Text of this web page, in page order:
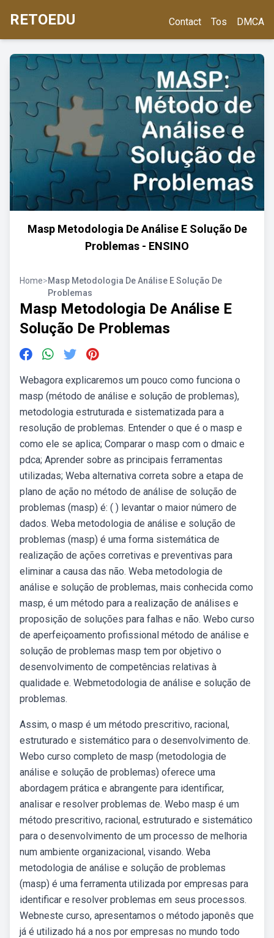
RETOEDU Contact Tos DMCA
Masp Metodologia De Análise E Solução De
Problemas - ENSINO
Home>Masp Metodologia De Análise E Solução De
Problemas
Masp Metodologia De Análise E
Solução De Problemas
Webagora explicaremos um pouco como funciona o
masp (método de análise e solução de problemas),
metodologia estruturada e sistematizada para a
resolução de problemas. Entender o que é o masp e
como ele se aplica; Comparar o masp com o dmaic e
pdca; Aprender sobre as principais ferramentas
utilizadas; Weba alternativa correta sobre a etapa de
plano de ação no método de análise de solução de
problemas (masp) é: ( ) levantar o maior número de
dados. Weba metodologia de análise e solução de
problemas (masp) é uma forma sistemática de
realização de ações corretivas e preventivas para
eliminar a causa das não. Weba metodologia de
análise e solução de problemas, mais conhecida como
masp, é um método para a realização de análises e
proposição de soluções para falhas e não. Webo curso
de aperfeiçoamento profissional método de análise e
solução de problemas masp tem por objetivo o
desenvolvimento de competências relativas à
qualidade e. Webmetodologia de análise e solução de
problemas.
Assim, o masp é um método prescritivo, racional,
estruturado e sistemático para o desenvolvimento de.
Webo curso completo de masp (metodologia de
análise e solução de problemas) oferece uma
abordagem prática e abrangente para identificar,
analisar e resolver problemas de. Webo masp é um
método prescritivo, racional, estruturado e sistemático
para o desenvolvimento de um processo de melhoria
num ambiente organizacional, visando. Weba
metodologia de análise e solução de problemas
(masp) é uma ferramenta utilizada por empresas para
identificar e resolver problemas em seus processos.
Webneste curso, apresentamos o método japonês que
já é utilizado há a nos por empresas no mundo todo